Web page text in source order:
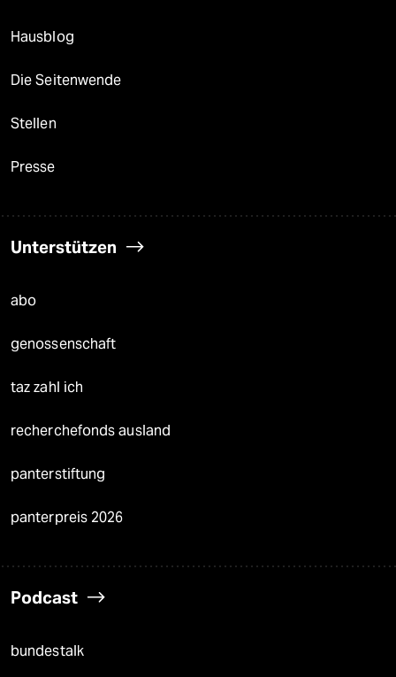
Hausblog
Die Seitenwende
Stellen
Presse
Unterstützen
abo
genossenschaft
taz zahl ich
recherchefonds ausland
panterstiftung
panterpreis 2026
Podcast
bundestalk